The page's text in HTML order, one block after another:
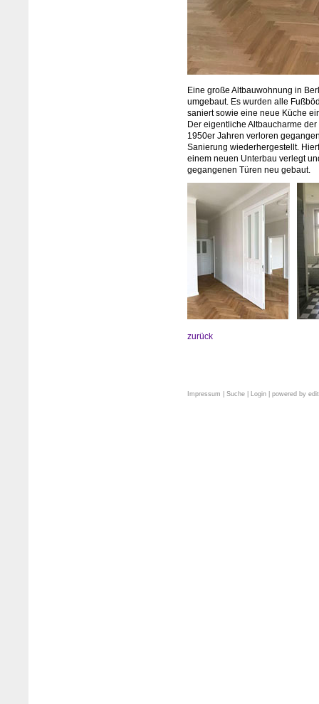
Eine große Altbauwohnung in
umgebaut. Es wurden alle
saniert sowie eine neue Küche
Der eigentliche Altbaucharme
1950er Jahren verloren
Sanierung wiederhergestellt.
einem neuen Unterbau verlegt
gegangenen Türen neu gebaut.
zurück
Impressum Suche Login | powered by